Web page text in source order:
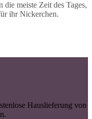
meiste Zeit des Tages,
ihr Nickerchen.
Hauslieferung von